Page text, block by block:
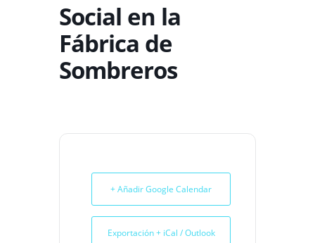
Social en la
Fábrica de
Sombreros
+ Añadir Google Calendar
Exportación + iCal / Outlook